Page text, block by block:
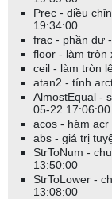
Prec - điều
19:34:00
frac - phần dư
floor - làm tròn
ceil - làm tròn
atan2 - tính
AlmostEqual -
05-22 17:06:00
acos - hàm
abs - giá trị
StrToNum -
13:50:00
StrToLower -
13:08:00